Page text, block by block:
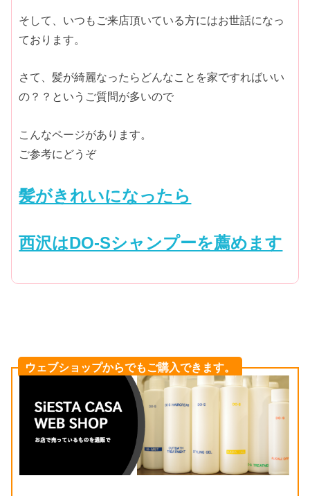
そして、いつもご来店頂いている方にはお世話になっ
ております。
さて、髪が綺麗なったらどんなことを家ですればいい
の？？というご質問が多いので
こんなページがあります。
ご参考にどうぞ
髪がきれいになったら
西沢はDO-Sシャンプーを薦めます
ウェブショップからでもご購入できます。